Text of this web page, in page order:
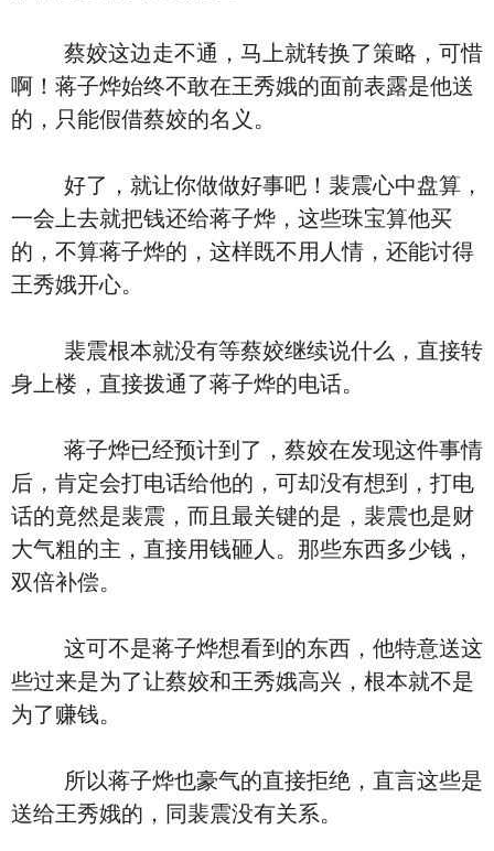
蔡姣这边走不通，马上就转换了策略，可惜
啊！蒋子烨始终不敢在王秀娥的面前表露是他送
的，只能假借蔡姣的名义。
好了，就让你做做好事吧！裴震心中盘算，
一会上去就把钱还给蒋子烨，这些珠宝算他买
的，不算蒋子烨的，这样既不用人情，还能讨得
王秀娥开心。
裴震根本就没有等蔡姣继续说什么，直接转
身上楼，直接拨通了蒋子烨的电话。
蒋子烨已经预计到了，蔡姣在发现这件事情
后，肯定会打电话给他的，可却没有想到，打电
话的竟然是裴震，而且最关键的是，裴震也是财
大气粗的主，直接用钱砸人。那些东西多少钱，
双倍补偿。
这可不是蒋子烨想看到的东西，他特意送这
些过来是为了让蔡姣和王秀娥高兴，根本就不是
为了赚钱。
所以蒋子烨也豪气的直接拒绝，直言这些是
送给王秀娥的，同裴震没有关系。